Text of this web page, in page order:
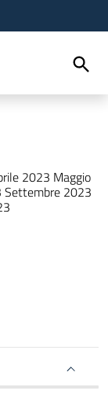
2023 Maggio
Settembre 2023